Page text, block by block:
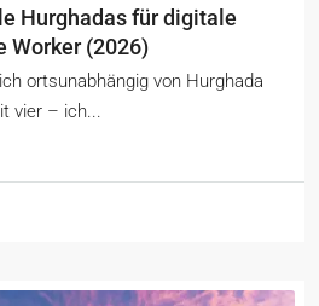
Hurghadas für digitale
Worker (2026)
ortsunabhängig von Hurghada
vier – ich...